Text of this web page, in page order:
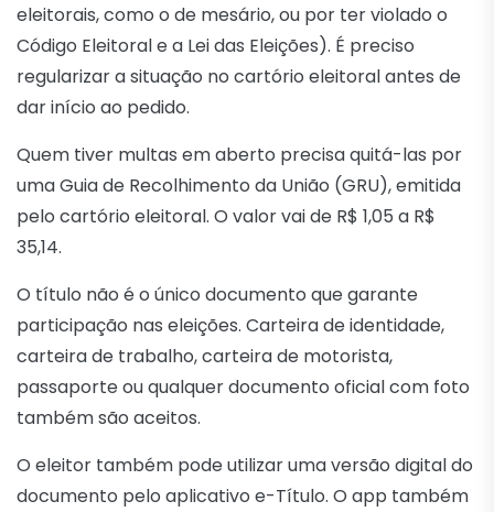
eleitorais, como o de mesário, ou por ter violado o
Código Eleitoral e a Lei das Eleições). É preciso
regularizar a situação no cartório eleitoral antes de
dar início ao pedido.
Quem tiver multas em aberto precisa quitá-las por
uma Guia de Recolhimento da União (GRU), emitida
pelo cartório eleitoral. O valor vai de R$ 1,05 a R$
35,14.
O título não é o único documento que garante
participação nas eleições. Carteira de identidade,
carteira de trabalho, carteira de motorista,
passaporte ou qualquer documento oficial com foto
também são aceitos.
O eleitor também pode utilizar uma versão digital do
documento pelo aplicativo e-Título. O app também